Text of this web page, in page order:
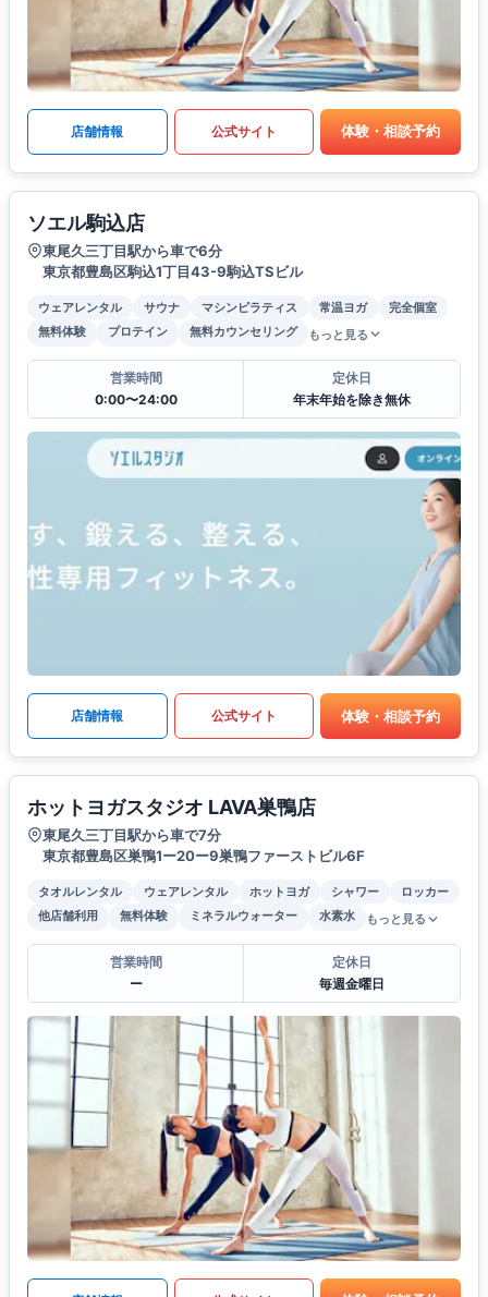
店舗情報 公式サイト 体験・相談予約
ソエル駒込店
東尾久三丁目駅から車で6分
東京都豊島区駒込1丁目43-9駒込TSビル
ウェアレンタル サウナ マシンピラティス 常温ヨガ
完全個室
無料体験
プロテイン 無料カウンセリング もっと見る
営業時間
0:00〜24:00
定休日
年末年始を除き無休
店舗情報 公式サイト 体験・相談予約
ホットヨガスタジオ LAVA巣鴨店
東尾久三丁目駅から車で7分
東京都豊島区巣鴨1ー20ー9巣鴨ファーストビル6F
タオルレンタル ウェアレンタル ホットヨガ シャワー
ロッカー
他店舗利用
無料体験 ミネラルウォーター 水素水 もっと見る
営業時間
ー
定休日
毎週金曜日